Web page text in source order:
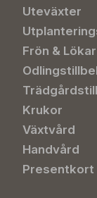
Uteväxter
Frön & Lökar
Krukor
Växtvård
Handvård
Presentkort